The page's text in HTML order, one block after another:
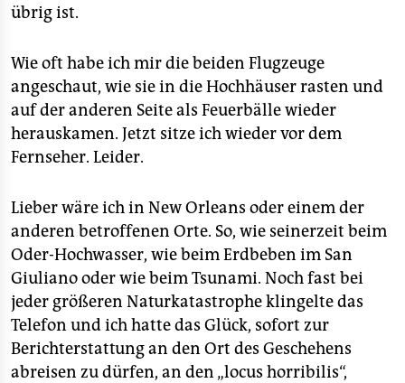
abo
genossenschaft
epaper login
übrig ist.
Wie oft habe ich mir die beiden Flugzeuge
angeschaut, wie sie in die Hochhäuser rasten und
auf der anderen Seite als Feuerbälle wieder
herauskamen. Jetzt sitze ich wieder vor dem
Fernseher. Leider.
Lieber wäre ich in New Orleans oder einem der
anderen betroffenen Orte. So, wie seinerzeit beim
Oder-Hochwasser, wie beim Erdbeben im San
Giuliano oder wie beim Tsunami. Noch fast bei
jeder größeren Naturkatastrophe klingelte das
Telefon und ich hatte das Glück, sofort zur
Berichterstattung an den Ort des Geschehens
abreisen zu dürfen, an den „locus horribilis“,